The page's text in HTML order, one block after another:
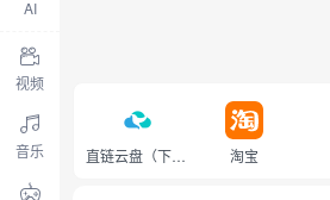
AI
视频
音乐 直链云盘（下载不限速） 淘宝